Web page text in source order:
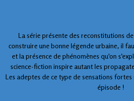
La série présente des reconstitutions
construire une bonne légende urbaine, il
et la présence de phénomènes qu'on
science-fiction inspire autant les
Les adeptes de ce type de sensations
épisode !